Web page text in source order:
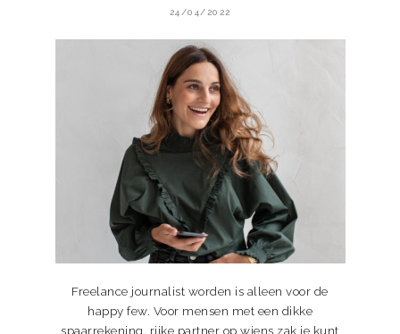
24/04/2022
Freelance journalist worden is alleen voor de
happy few. Voor mensen met een dikke
spaarrekening, rijke partner op wiens zak je kunt